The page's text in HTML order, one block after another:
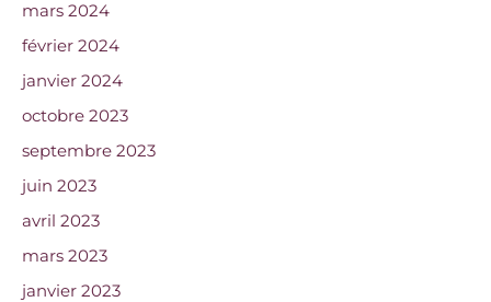
mars 2024
février 2024
janvier 2024
octobre 2023
septembre 2023
juin 2023
avril 2023
mars 2023
janvier 2023